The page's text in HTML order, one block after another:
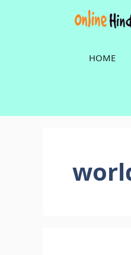
HOME